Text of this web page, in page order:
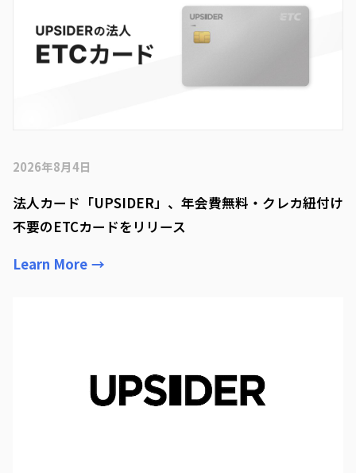
2026年8月4日
法人カード「UPSIDER」、年会費無料・クレカ紐付け
不要のETCカードをリリース
Learn More →